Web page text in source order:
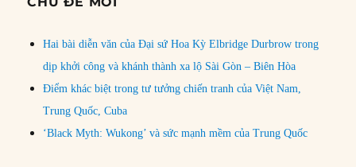
Hai bài diễn văn của Đại sứ Hoa Kỳ Elbridge Durbrow trong
dịp khởi công và khánh thành xa lộ Sài Gòn – Biên Hòa
Điểm khác biệt trong tư tưởng chiến tranh của Việt Nam,
Trung Quốc, Cuba
‘Black Myth: Wukong’ và sức mạnh mềm của Trung Quốc